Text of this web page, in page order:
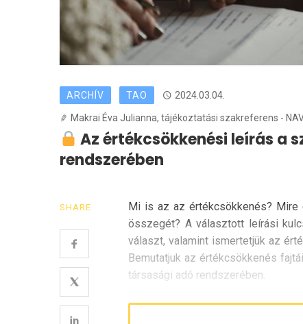
ARCHÍV TAO 2024.03.04.
Makrai Éva Julianna, tájékoztatási szakreferens -
Az értékcsökkenési leírás a
rendszerében
SHARE
Mi is az az értékcsökkenés? Mire
összegét? A választott leírási
választ, valamint ismertetjük az
Bemutatjuk az értékcsökkenés
társasági adó rendszerében.